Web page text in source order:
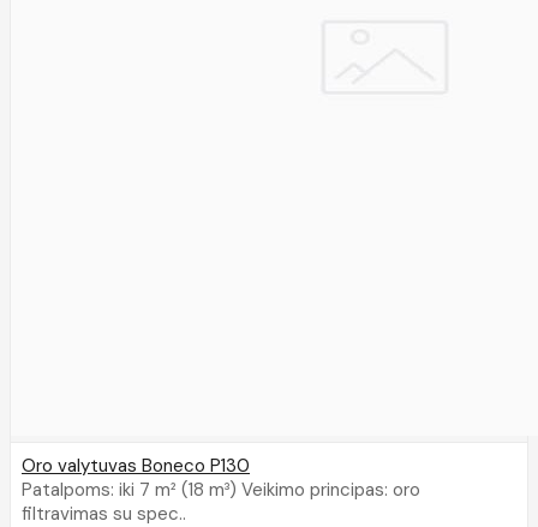
Oro valytuvas Boneco P130
Patalpoms: iki 7 m² (18 m³) Veikimo principas: oro
filtravimas su spec..